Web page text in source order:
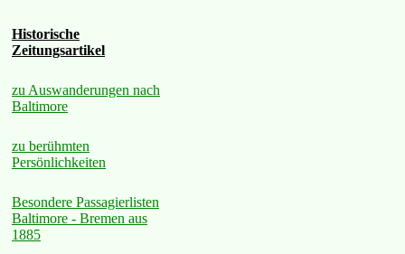
Historische
Zeitungsartikel
zu Auswanderungen nach
Baltimore
zu berühmten
Persönlichkeiten
Besondere Passagierlisten
Baltimore - Bremen aus
1885